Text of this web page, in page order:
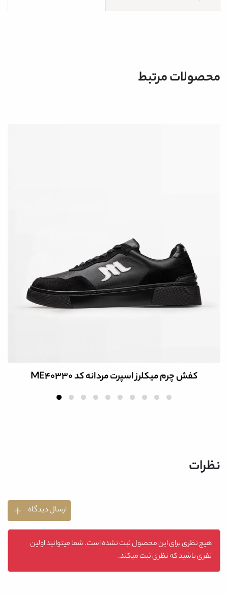
محصولات مرتبط
کفش چرم میکلرز اسپرت مردانه کد ME40330
نظرات
ارسال دیدگاه
هیچ نظری برای این محصول ثبت نشده است. شما میتوانید اولین
نفری باشید که نظری ثبت میکند.